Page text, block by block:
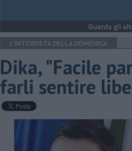
L’INTERVISTA DELLA DOMENICA
Dika, "Facile
farli sentire